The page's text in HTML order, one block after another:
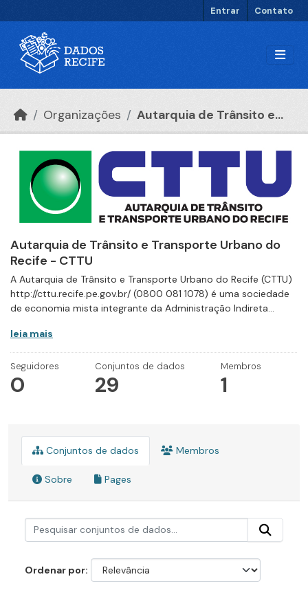
Entrar Contato
Organizações Autarquia de Trânsito e...
Autarquia de Trânsito e Transporte Urbano do
Recife - CTTU
A Autarquia de Trânsito e Transporte Urbano do Recife (CTTU)
http://cttu.recife.pe.gov.br/ (0800 081 1078) é uma sociedade
de economia mista integrante da Administração Indireta...
leia mais
Seguidores
0
Conjuntos de dados
29
Membros
1
Conjuntos de dados Membros
Sobre Pages
Ordenar por